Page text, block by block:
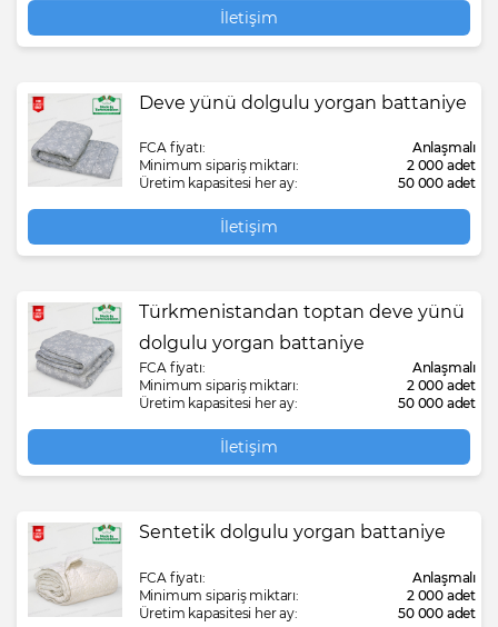
İletişim
Deve yünü dolgulu yorgan battaniye
FCA fiyatı:
Anlaşmalı
Minimum sipariş miktarı:
2 000 adet
Üretim kapasitesi her ay:
50 000 adet
İletişim
Türkmenistandan toptan deve yünü
dolgulu yorgan battaniye
FCA fiyatı:
Anlaşmalı
Minimum sipariş miktarı:
2 000 adet
Üretim kapasitesi her ay:
50 000 adet
İletişim
Sentetik dolgulu yorgan battaniye
FCA fiyatı:
Anlaşmalı
Minimum sipariş miktarı:
2 000 adet
Üretim kapasitesi her ay:
50 000 adet